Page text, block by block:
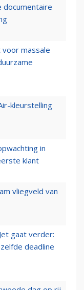
documentaire
massale
kleurstelling
in
klant
vliegveld van
gaat verder:
deadline